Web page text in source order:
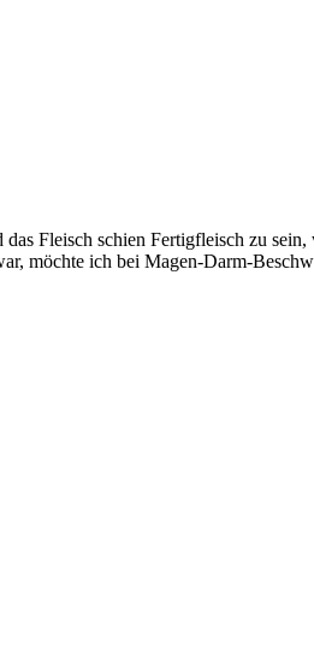
das Fleisch schien Fertigfleisch zu
möchte ich bei Magen-Darm-